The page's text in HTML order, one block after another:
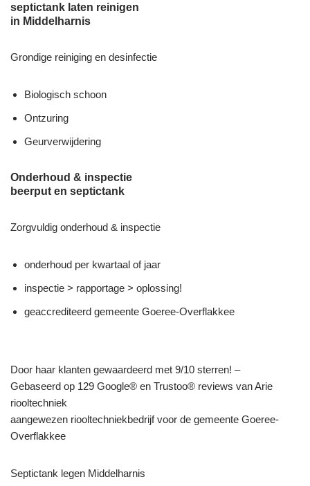
septictank laten reinigen
in Middelharnis
Grondige reiniging en desinfectie
Biologisch schoon
Ontzuring
Geurverwijdering
Onderhoud & inspectie
beerput en septictank
Zorgvuldig onderhoud & inspectie
onderhoud per kwartaal of jaar
inspectie > rapportage > oplossing!
geaccrediteerd gemeente Goeree-Overflakkee
Door haar klanten gewaardeerd met 9/10 sterren! –
Gebaseerd op 129 Google® en Trustoo® reviews van Arie
riooltechniek
aangewezen riooltechniekbedrijf voor de gemeente Goeree-
Overflakkee
Septictank legen Middelharnis